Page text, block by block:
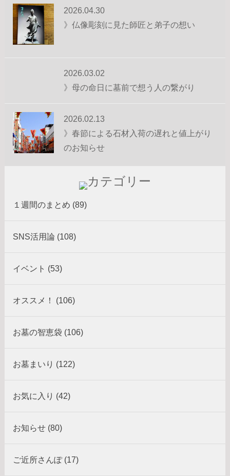
2026.04.30
》仏像彫刻に見た師匠と弟子の想い
2026.03.02
》母の命日に墓前で想う人の繋がり
2026.02.13
》春節による石材入荷の遅れと値上がり
のお知らせ
１週間のまとめ (89)
SNS活用論 (108)
イベント (53)
オススメ！ (106)
お墓の智恵袋 (106)
お墓まいり (122)
お気に入り (42)
お知らせ (80)
ご近所さんぽ (17)